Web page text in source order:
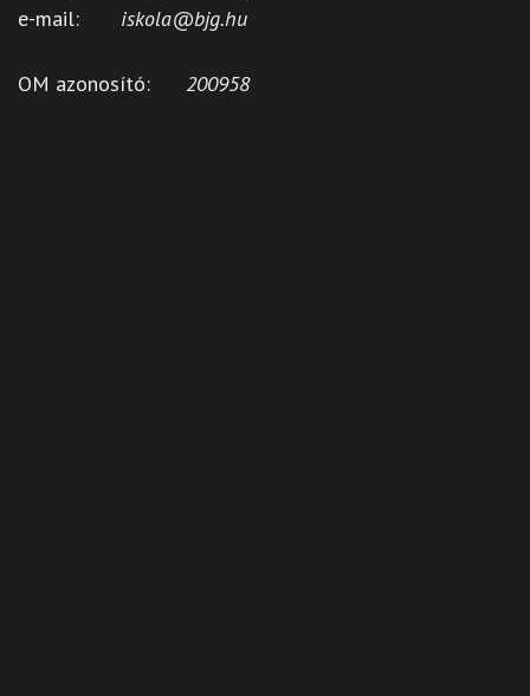
e-mail: iskola@bjg.hu
OM azonosító: 200958